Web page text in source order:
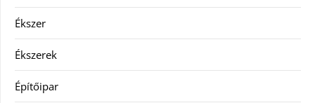
Ékszer
Ékszerek
Építőipar